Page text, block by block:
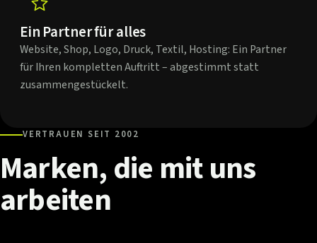
Ein Partner für alles
Website, Shop, Logo, Druck, Textil, Hosting: Ein Partner
für Ihren kompletten Auftritt – abgestimmt statt
zusammengestückelt.
VERTRAUEN SEIT 2002
Marken,die mituns
arbeiten